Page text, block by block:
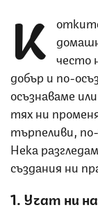
К често
добър и по-
осъзнаваме
тях ни
търпеливи,
Нека
създания ни
1. Учат ни